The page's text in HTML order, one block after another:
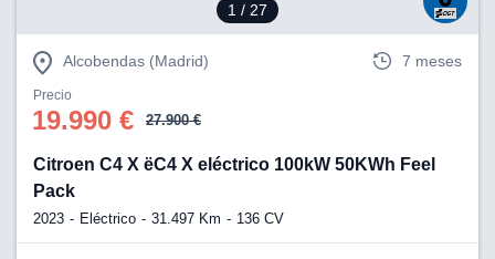
1 / 27
Alcobendas (Madrid) 7 meses
Precio
19.990 € 27.900 €
Citroen C4 X ëC4 X eléctrico 100kW 50KWh Feel
Pack
2023 Eléctrico 31.497 Km 136 CV